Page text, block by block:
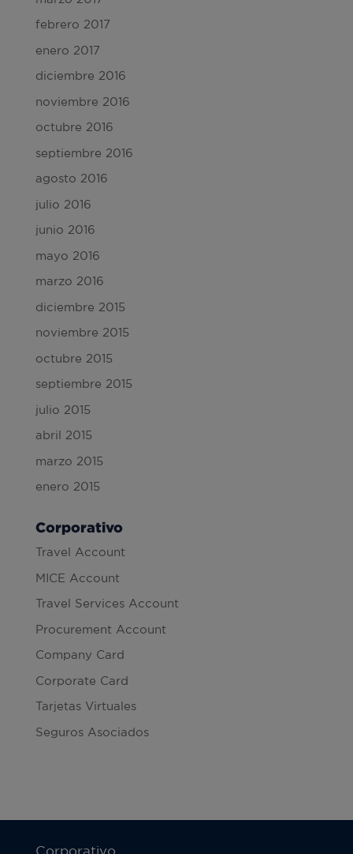
febrero 2017
enero 2017
diciembre 2016
noviembre 2016
octubre 2016
septiembre 2016
agosto 2016
julio 2016
junio 2016
mayo 2016
marzo 2016
diciembre 2015
noviembre 2015
octubre 2015
septiembre 2015
julio 2015
abril 2015
marzo 2015
enero 2015
Corporativo
Travel Account
MICE Account
Travel Services Account
Procurement Account
Company Card
Corporate Card
Tarjetas Virtuales
Seguros Asociados
Corporativo